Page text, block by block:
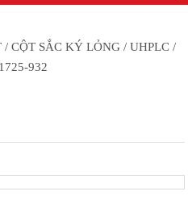
/ CỘT SẮC KÝ LỎNG / UHPLC /
932